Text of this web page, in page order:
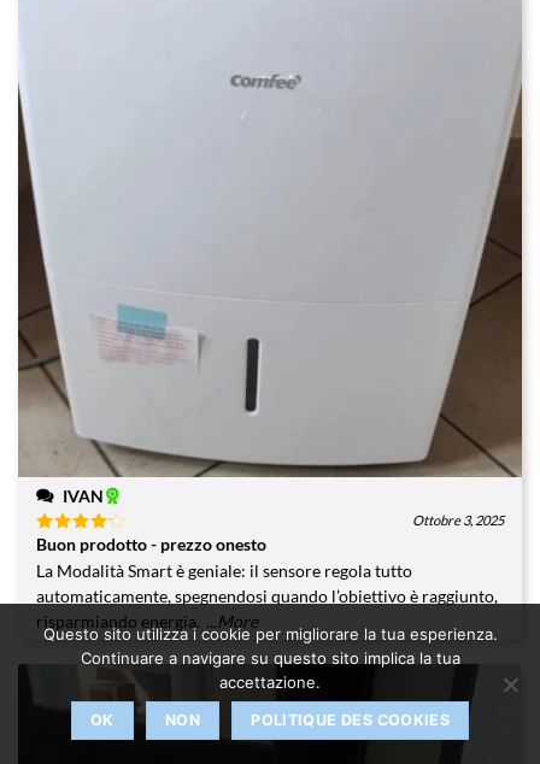
IVAN
Valutato
4
su 5
Ottobre 3, 2025
Buon prodotto - prezzo onesto
La Modalità Smart è geniale: il sensore regola tutto
automaticamente, spegnendosi quando l’obiettivo è raggiunto,
risparmiando energia. ...More
Questo sito utilizza i cookie per migliorare la tua esperienza.
Continuare a navigare su questo sito implica la tua
accettazione.
OK NON POLITIQUE DES COOKIES